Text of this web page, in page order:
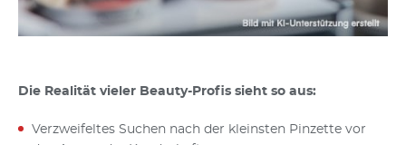
Die Realität vieler Beauty-Profis sieht so aus:
Verzweifeltes Suchen nach der kleinsten Pinzette vor